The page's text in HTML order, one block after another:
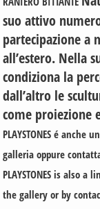
suo attivo
partecipazione a
all’estero. Nella
condiziona la
dall’altro le
come proiezione
PLAYSTONES é
galleria oppure
PLAYSTONES is also
the gallery or by